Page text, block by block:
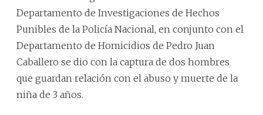
Departamento de Investigaciones de Hechos
Punibles de la Policía Nacional, en conjunto con el
Departamento de Homicidios de Pedro Juan
Caballero se dio con la captura de dos hombres
que guardan relación con el abuso y muerte de la
niña de 3 años.